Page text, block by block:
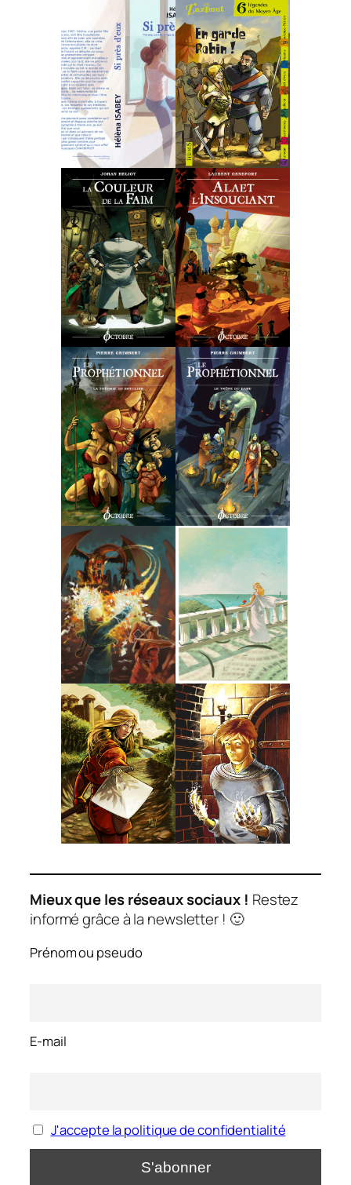
Mieux que les réseaux sociaux ! Restez
informé grâce à la newsletter ! 🙂
Prénom ou pseudo
E-mail
J'accepte la politique de confidentialité